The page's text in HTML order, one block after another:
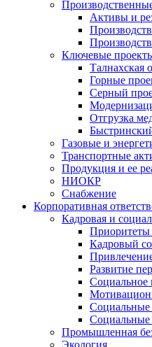
Активы и
Ключевые
Талнахская
Горные
Серный
Отгрузка
Газовые и
Транспортные
Продукция и ее
НИОКР
Снабжение
Корпоративная
Кадровая и
Приоритеты
Кадровый
Развитие
Социальное
Социальные
Промышленная
Экология